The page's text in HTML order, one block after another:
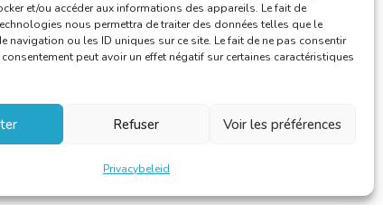
et/ou accéder aux informations des appareils. Le fait de
nous permettra de traiter des données telles que le
navigation ou les ID uniques sur ce site. Le fait de ne pas consentir
peut avoir un effet négatif sur certaines caractéristiques
Refuser Voir les préférences
Privacybeleid